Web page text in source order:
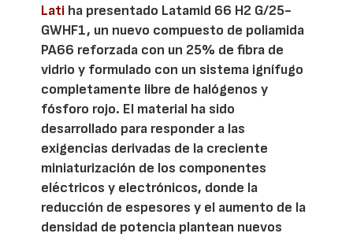
Lati ha presentado Latamid 66 H2 G/25-
GWHF1, un nuevo compuesto de poliamida
PA66 reforzada con un 25% de fibra de
vidrio y formulado con un sistema ignífugo
completamente libre de halógenos y
fósforo rojo. El material ha sido
desarrollado para responder a las
exigencias derivadas de la creciente
miniaturización de los componentes
eléctricos y electrónicos, donde la
reducción de espesores y el aumento de la
densidad de potencia plantean nuevos